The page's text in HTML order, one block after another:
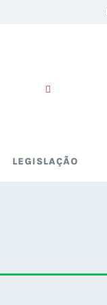
LEGISLAÇÃO